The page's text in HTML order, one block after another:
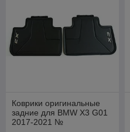
Коврики оригинальные
задние для BMW X3 G01
2017-2021 №